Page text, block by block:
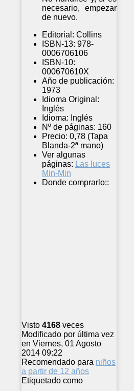
necesario, empezar
de nuevo.
Editorial: Collins
ISBN-13: 978-
0006706106
ISBN-10:
000670610X
Año de publicación:
1973
Idioma Original:
Inglés
Idioma: Inglés
Nº de páginas: 160
Precio: 0,78 (Tapa
Blanda-2ª mano)
Ver algunas
páginas: Las luces
Min-Min
Donde comprarlo::
Visto 4168 veces
Modificado por última vez
en Viernes, 01 Agosto
2014 09:22
Recomendado para niños
a partir de 12 años
Etiquetado como